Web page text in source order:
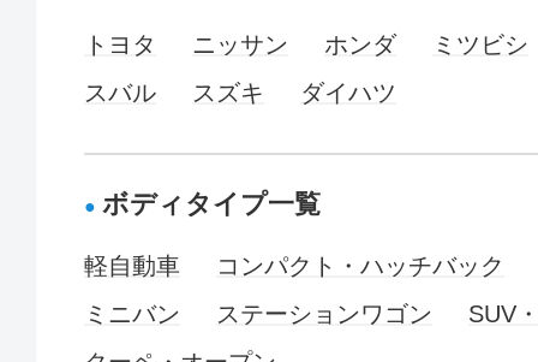
トヨタ ニッサン ホンダ
ミツビシ
スバル
スズキ ダイハツ
ボディタイプ一覧
軽自動車
コンパクト・ハッチバック
ミニバン
ステーションワゴン
SUV